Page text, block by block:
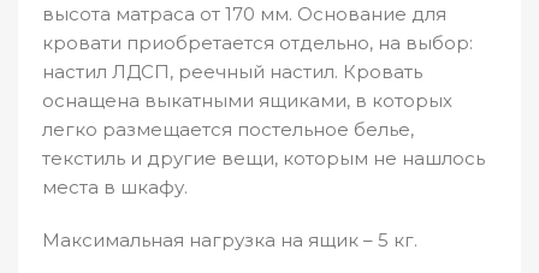
высота матраса от 170 мм. Основание для
кровати приобретается отдельно, на выбор:
настил ЛДСП, реечный настил. Кровать
оснащена выкатными ящиками, в которых
легко размещается постельное белье,
текстиль и другие вещи, которым не нашлось
места в шкафу.
Максимальная нагрузка на ящик – 5 кг.